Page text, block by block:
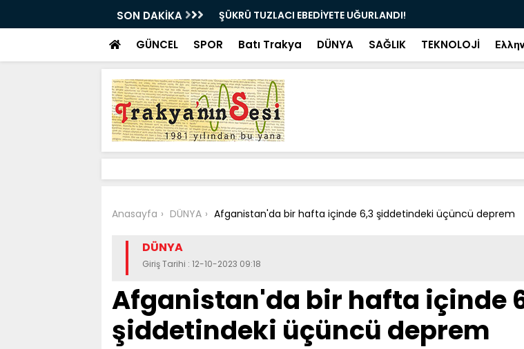
SON DAKİKA
Bir milyon euro ikramiye çıkan ve çöpe atılan bilet iki gün
bulundu
GÜNCEL SPOR Batı Trakya DÜNYA SAĞLIK TEKNOLOJİ
Anasayfa DÜNYA Afganistan'da bir hafta içinde 6,3 şiddetindeki üçüncü deprem
DÜNYA
Giriş Tarihi : 12-10-2023 09:18
Afganistan'da bir hafta içinde
şiddetindeki üçüncü deprem